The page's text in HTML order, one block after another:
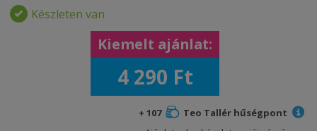
Készleten van
Kiemelt ajánlat:
4 290 Ft
+ 107
Teo Tallér hűségpont